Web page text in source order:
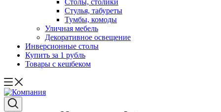
Столы, столики
Стулья, табуреты
Тумбы, комоды
Уличная мебель
Декоративное освещение
Инверсионные столы
Купить за 1 рубль
Товары с кешбеком